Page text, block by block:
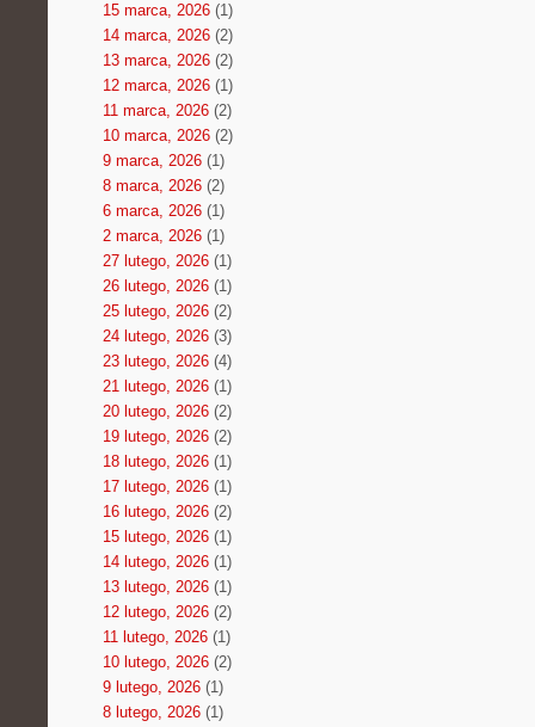
15 marca, 2026(1)
14 marca, 2026(2)
13 marca, 2026(2)
12 marca, 2026(1)
11 marca, 2026(2)
10 marca, 2026(2)
9 marca, 2026(1)
8 marca, 2026(2)
6 marca, 2026(1)
2 marca, 2026(1)
27 lutego, 2026(1)
26 lutego, 2026(1)
25 lutego, 2026(2)
24 lutego, 2026(3)
23 lutego, 2026(4)
21 lutego, 2026(1)
20 lutego, 2026(2)
19 lutego, 2026(2)
18 lutego, 2026(1)
17 lutego, 2026(1)
16 lutego, 2026(2)
15 lutego, 2026(1)
14 lutego, 2026(1)
13 lutego, 2026(1)
12 lutego, 2026(2)
11 lutego, 2026(1)
10 lutego, 2026(2)
9 lutego, 2026(1)
8 lutego, 2026(1)